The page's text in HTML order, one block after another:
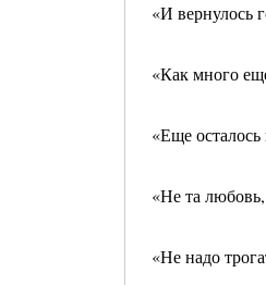
«И вернулось
«Как много
«Еще
«Не та
«Не надо